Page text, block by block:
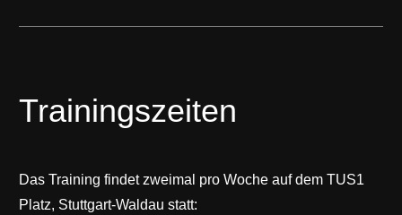
Trainingszeiten
Das Training findet zweimal pro Woche auf dem TUS1
Platz, Stuttgart-Waldau statt: